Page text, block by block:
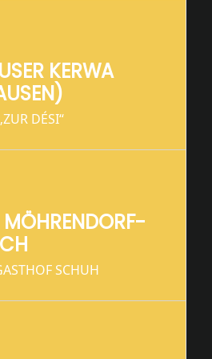
KERWA
DÉSI“
SCHUH